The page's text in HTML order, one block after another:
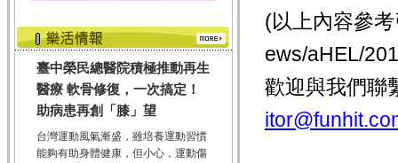
臺中榮民總醫院積極推動再生
醫療 軟骨修復，一次搞定！
助病患再創「膝」望
台灣運動風氣漸盛，雖培養運動習慣
能夠有助身體健康，但小心，運動傷
(以上內容參
ews/aHEL/
歡迎與我們聯